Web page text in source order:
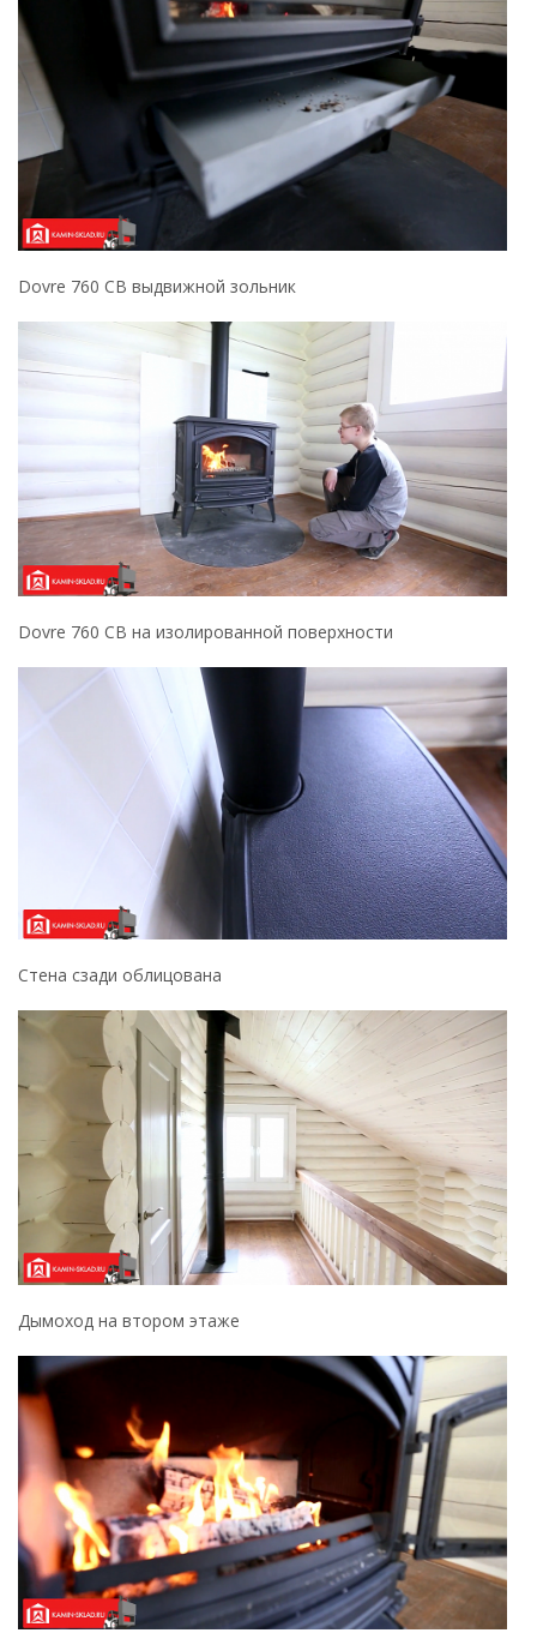
Dovre 760 CB выдвижной зольник
Dovre 760 CB на изолированной поверхности
Стена сзади облицована
Дымоход на втором этаже